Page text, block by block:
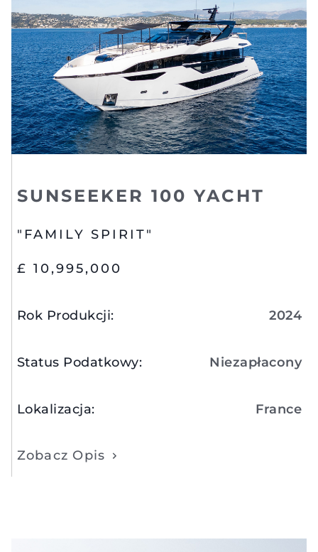
SUNSEEKER 100 YACHT
"FAMILY SPIRIT"
£ 10,995,000
Rok Produkcji: 2024
Status Podatkowy: Niezapłacony
Lokalizacja: France
Zobacz Opis